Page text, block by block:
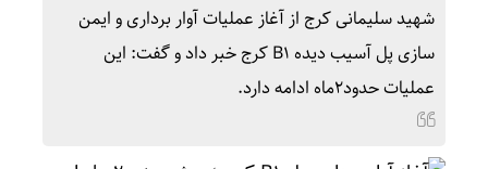
شهید سلیمانی کرج از آغاز عملیات آوار برداری و ایمن
سازی پل آسیب دیده B۱ کرج خبر داد و گفت: این
عملیات حدود۲ماه ادامه دارد.